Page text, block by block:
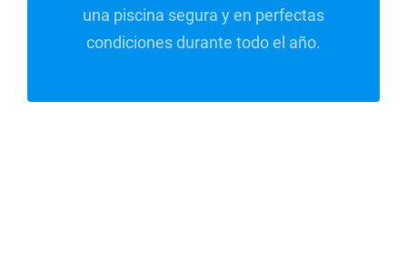
una piscina segura y en perfectas
condiciones durante todo el año.